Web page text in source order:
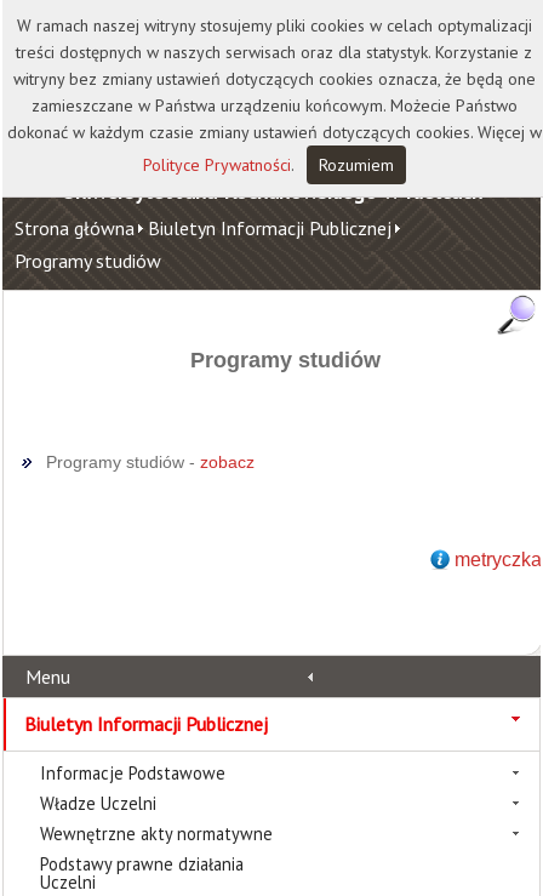
Kontakt Biblioteka
Wydawnictwo
Wirtualna Uczelnia
Uniwersytet Jana Kochanowskiego w Kielcach
Strona główna Biuletyn Informacji Publicznej
Programy studiów
Programy studiów
Programy studiów - zobacz
metryczka
Menu
Biuletyn Informacji Publicznej
Informacje Podstawowe
Władze Uczelni
Wewnętrzne akty normatywne
Podstawy prawne działania
Uczelni
W ramach naszej witryny stosujemy pliki cookies w celach optymalizacji
treści dostępnych w naszych serwisach oraz dla statystyk. Korzystanie z
witryny bez zmiany ustawień dotyczących cookies oznacza, że będą one
zamieszczane w Państwa urządzeniu końcowym. Możecie Państwo
dokonać w każdym czasie zmiany ustawień dotyczących cookies. Więcej w
Polityce Prywatności. Rozumiem